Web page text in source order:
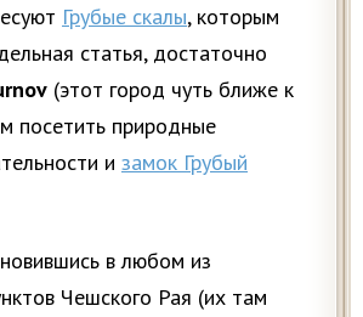
Грубые скалы, которым
статья, достаточно
(этот город чуть ближе к
посетить природные
и замок Грубый
в любом из
Чешского Рая (их там